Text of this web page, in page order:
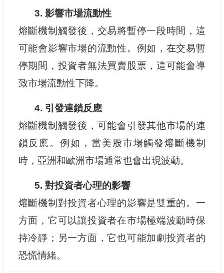
3. 影響市場流動性
熔斷機制觸發後，交易將暫停一段時間，這
可能會影響市場的流動性。例如，在交易暫
停期間，投資者無法買賣股票，這可能會導
致市場流動性下降。
4. 引發連鎖反應
熔斷機制觸發後，可能會引發其他市場的連
鎖反應。例如，當美股市場觸發熔斷機制
時，亞洲和歐洲市場通常也會出現波動。
5. 對投資者心理的影響
熔斷機制對投資者心理的影響是雙重的。一
方面，它可以讓投資者在市場極端波動時保
持冷靜；另一方面，它也可能加劇投資者的
恐慌情緒。